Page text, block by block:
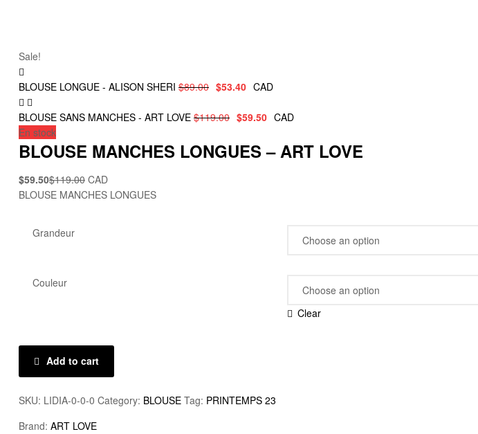
Sale!
BLOUSE LONGUE - ALISON SHERI $89.00 $53.40 CAD
BLOUSE SANS MANCHES - ART LOVE $119.00 $59.50 CAD
En stock
BLOUSE MANCHES LONGUES – ART LOVE
$119.00
$59.50
CAD
BLOUSE MANCHES LONGUES
Grandeur
Couleur
Clear
Add to cart
SKU: LIDIA-0-0-0 Category: BLOUSE Tag: PRINTEMPS 23
Brand: ART LOVE